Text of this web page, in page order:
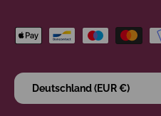
Zahlungsmethoden
Land/Region
Deutschland (EUR €)